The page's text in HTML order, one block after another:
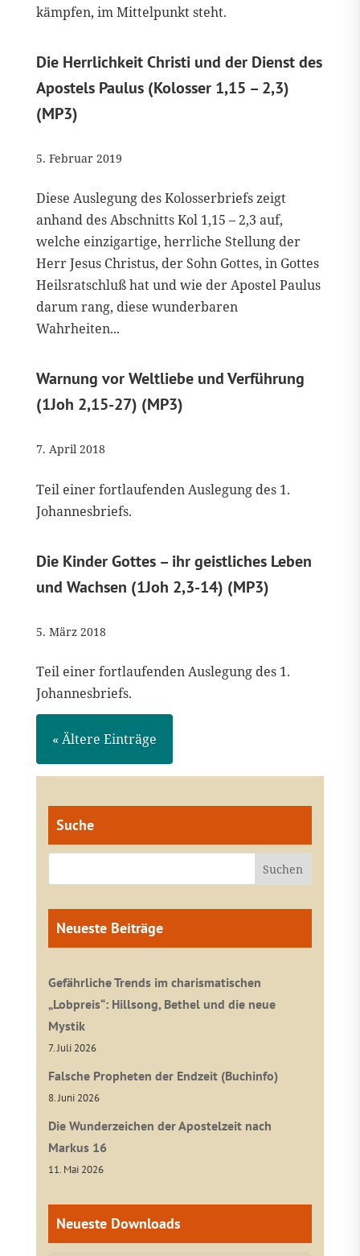
kämpfen, im Mittelpunkt steht.
Die Herrlichkeit Christi und der Dienst des
Apostels Paulus (Kolosser 1,15 – 2,3)
(MP3)
5. Februar 2019
Diese Auslegung des Kolosserbriefs zeigt
anhand des Abschnitts Kol 1,15 – 2,3 auf,
welche einzigartige, herrliche Stellung der
Herr Jesus Christus, der Sohn Gottes, in Gottes
Heilsratschluß hat und wie der Apostel Paulus
darum rang, diese wunderbaren
Wahrheiten...
Warnung vor Weltliebe und Verführung
(1Joh 2,15-27) (MP3)
7. April 2018
Teil einer fortlaufenden Auslegung des 1.
Johannesbriefs.
Die Kinder Gottes – ihr geistliches Leben
und Wachsen (1Joh 2,3-14) (MP3)
5. März 2018
Teil einer fortlaufenden Auslegung des 1.
Johannesbriefs.
« Ältere Einträge
Suche
Neueste Beiträge
Gefährliche Trends im charismatischen
„Lobpreis“: Hillsong, Bethel und die neue
Mystik
7. Juli 2026
Falsche Propheten der Endzeit (Buchinfo)
8. Juni 2026
Die Wunderzeichen der Apostelzeit nach
Markus 16
11. Mai 2026
Neueste Downloads